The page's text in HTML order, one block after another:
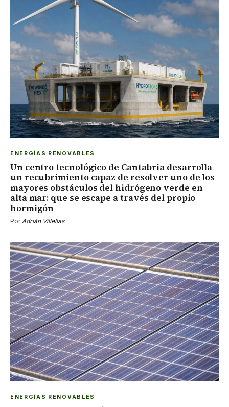
ENERGÍAS RENOVABLES
Un centro tecnológico de Cantabria desarrolla
un recubrimiento capaz de resolver uno de los
mayores obstáculos del hidrógeno verde en
alta mar: que se escape a través del propio
hormigón
PorAdrián Villellas
ENERGÍAS RENOVABLES